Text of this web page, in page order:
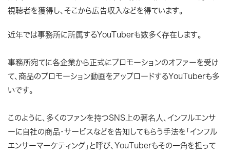
視聴者を獲得し、そこから広告収入などを得ています。
近年では事務所に所属するYouTuberも数多く存在します。
事務所宛てに各企業から正式にプロモーションのオファーを受け
て、商品のプロモーション動画をアップロードするYouTuberも多
いです。
このように、多くのファンを持つSNS上の著名人、インフルエンサ
ーに自社の商品・サービスなどを告知してもらう手法を「インフル
エンサーマーケティング」と呼び、YouTuberもその一角を担って